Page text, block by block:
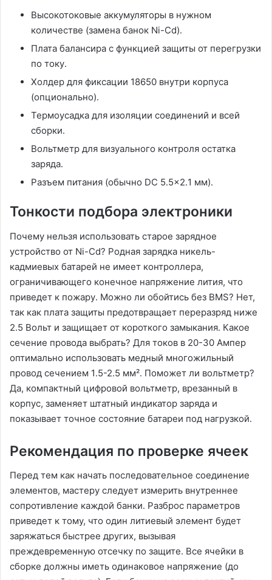
Высокотоковые аккумуляторы в нужном
количестве (замена банок Ni-Cd)․
Плата балансира с функцией защиты от перегрузки
по току․
Холдер для фиксации 18650 внутри корпуса
(опционально)․
Термоусадка для изоляции соединений и всей
сборки․
Вольтметр для визуального контроля остатка
заряда․
Разъем питания (обычно DC 5․5×2․1 мм)․
Тонкости подбора электроники
Почему нельзя использовать старое зарядное
устройство от Ni-Cd? Родная зарядка никель-
кадмиевых батарей не имеет контроллера,
ограничивающего конечное напряжение лития, что
приведет к пожару․ Можно ли обойтись без BMS? Нет,
так как плата защиты предотвращает переразряд ниже
2․5 Вольт и защищает от короткого замыкания․ Какое
сечение провода выбрать? Для токов в 20-30 Ампер
оптимально использовать медный многожильный
провод сечением 1․5-2․5 мм²․ Поможет ли вольтметр?
Да, компактный цифровой вольтметр, врезанный в
корпус, заменяет штатный индикатор заряда и
показывает точное состояние батареи под нагрузкой․
Рекомендация по проверке ячеек
Перед тем как начать последовательное соединение
элементов, мастеру следует измерить внутреннее
сопротивление каждой банки․ Разброс параметров
приведет к тому, что один литиевый элемент будет
заряжаться быстрее других, вызывая
преждевременную отсечку по защите․ Все ячейки в
сборке должны иметь одинаковое напряжение (до